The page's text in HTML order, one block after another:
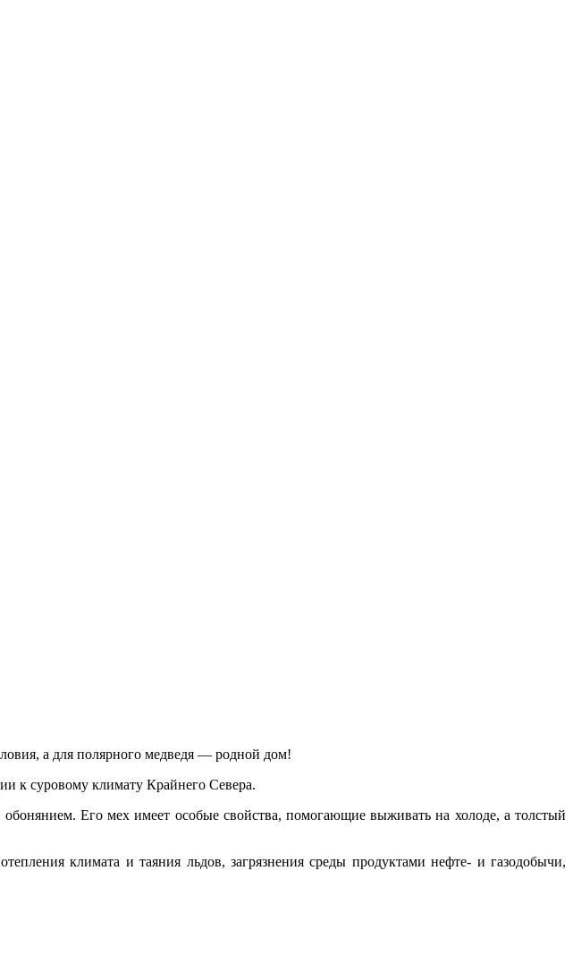
а для полярного медведя — родной дом!
к суровому климату Крайнего Севера.
Его мех имеет особые свойства, помогающие выживать на холоде, а толстый
климата и таяния льдов, загрязнения среды продуктами нефте- и газодобычи,